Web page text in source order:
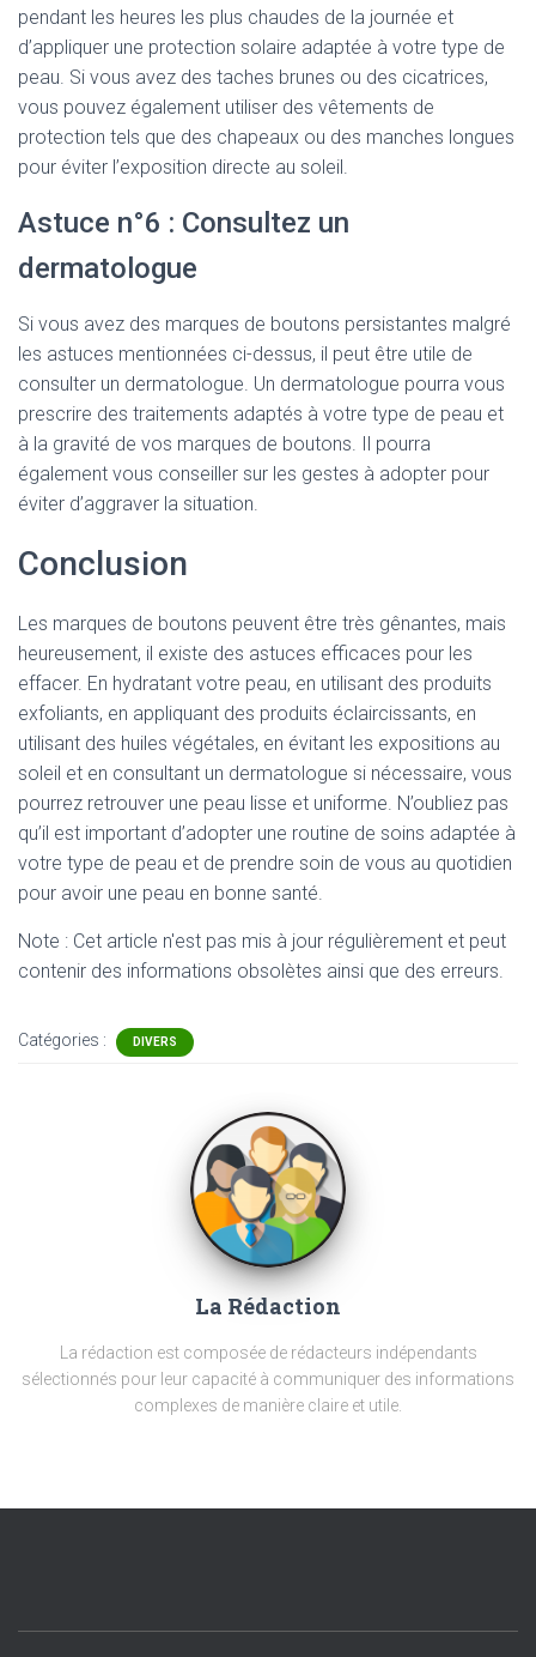
pendant les heures les plus chaudes de la journée et
d’appliquer une protection solaire adaptée à votre type de
peau. Si vous avez des taches brunes ou des cicatrices,
vous pouvez également utiliser des vêtements de
protection tels que des chapeaux ou des manches longues
pour éviter l’exposition directe au soleil.
Astuce n°6 : Consultez un
dermatologue
Si vous avez des marques de boutons persistantes malgré
les astuces mentionnées ci-dessus, il peut être utile de
consulter un dermatologue. Un dermatologue pourra vous
prescrire des traitements adaptés à votre type de peau et
à la gravité de vos marques de boutons. Il pourra
également vous conseiller sur les gestes à adopter pour
éviter d’aggraver la situation.
Conclusion
Les marques de boutons peuvent être très gênantes, mais
heureusement, il existe des astuces efficaces pour les
effacer. En hydratant votre peau, en utilisant des produits
exfoliants, en appliquant des produits éclaircissants, en
utilisant des huiles végétales, en évitant les expositions au
soleil et en consultant un dermatologue si nécessaire, vous
pourrez retrouver une peau lisse et uniforme. N’oubliez pas
qu’il est important d’adopter une routine de soins adaptée à
votre type de peau et de prendre soin de vous au quotidien
pour avoir une peau en bonne santé.
Note : Cet article n'est pas mis à jour régulièrement et peut
contenir des informations obsolètes ainsi que des erreurs.
Catégories : DIVERS
La Rédaction
La rédaction est composée de rédacteurs indépendants
sélectionnés pour leur capacité à communiquer des informations
complexes de manière claire et utile.